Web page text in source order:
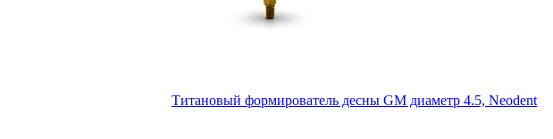
Титановый формирователь десны GM диаметр 4.5, Neodent